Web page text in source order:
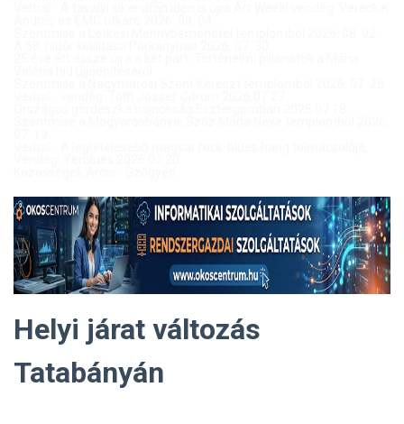
Helyi járat változás
Tatabányán